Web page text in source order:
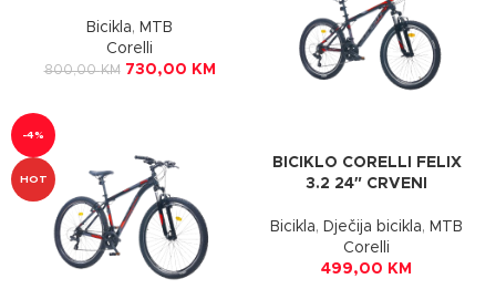
Bicikla, MTB
Corelli
800,00KM 730,00 KM
BICIKLO CORELLI FELIX
3.2 24″ CRVENI
Bicikla, Dječija bicikla, MTB
Corelli
499,00 KM
-4%
HOT